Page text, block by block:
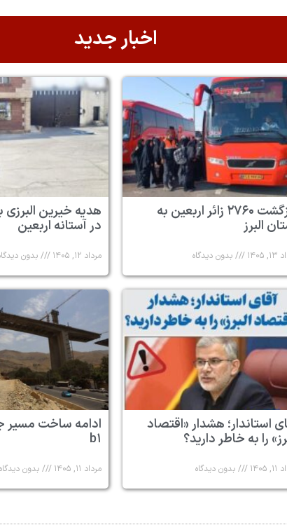
اخبار جدید
بازگشت ۲۷۶۰ زائر اربعین به
البرز
بدون دیدگاه
در آستانه اربعین
مرداد ۱۲, ۱۴۰۵ بدون
استاندار؛ هشدار «اقتصاد
را به خاطر دارید؟
بدون دیدگاه
ادامه ساخت مسیر
b۱
مرداد ۱۱, ۱۴۰۵ بدون دیدگاه